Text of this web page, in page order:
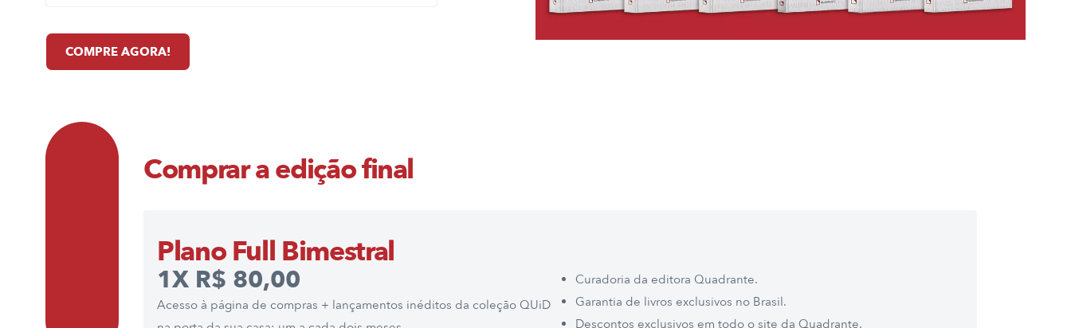
COMPRE AGORA!
Comprar a edição final
Plano Full Bimestral
1X R$ 80,00
Acesso à página de compras + lançamentos inéditos da coleção QUiD
Curadoria da editora Quadrante.
Garantia de livros exclusivos no Brasil.
Descontos exclusivos em todo o site da Quadrante.